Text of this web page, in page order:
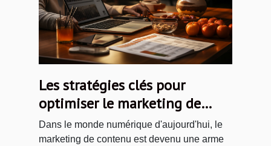
Les stratégies clés pour
optimiser le marketing de
contenu dans un budget
limité
Dans le monde numérique d'aujourd'hui, le
marketing de contenu est devenu une arme